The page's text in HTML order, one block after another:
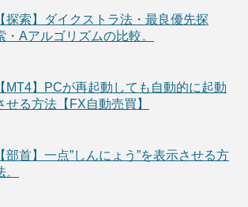
【探索】ダイクストラ法・最良優先探
・Aアルゴリズムの比較。
【MT4】PCが再起動しても自動的に起動
せる方法【FX自動売買】
【部首】一点”しんにょう”を表示させる方
。